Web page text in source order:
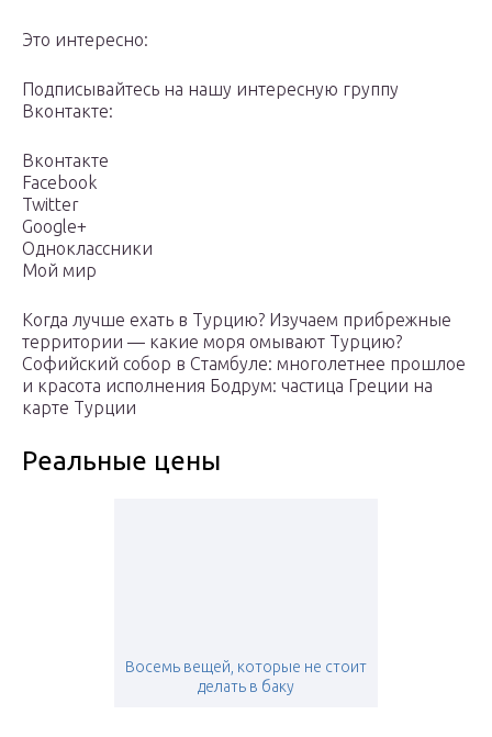
Это интересно:
Подписывайтесь на нашу интересную группу
Вконтакте:
Вконтакте
Facebook
Twitter
Google+
Одноклассники
Мой мир
Когда лучше ехать в Турцию? Изучаем прибрежные
территории — какие моря омывают Турцию?
Софийский собор в Стамбуле: многолетнее прошлое
и красота исполнения Бодрум: частица Греции на
карте Турции
Реальные цены
Восемь вещей, которые не стоит
делать в баку